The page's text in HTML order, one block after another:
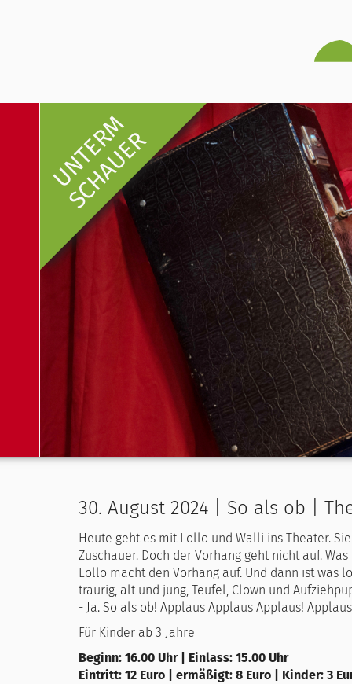
UNTERM
SCHAUER
30. August 2024 | So als ob |
Heute geht es mit Lollo und Walli ins Theater.
Zuschauer. Doch der Vorhang geht nicht auf.
Lollo macht den Vorhang auf. Und dann ist was
traurig, alt und jung, Teufel, Clown und
- Ja. So als ob! Applaus Applaus Applaus!
Für Kinder ab 3 Jahre
Beginn: 16.00 Uhr | Einlass: 15.00 Uhr
Eintritt: 12 Euro | ermäßigt: 8 Euro | Kinder: 3